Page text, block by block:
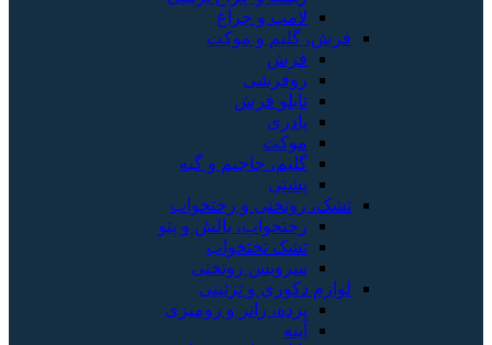
لامپ و چراغ
فرش، گلیم و موکت
فرش
روفرشی
تابلو فرش
پادری
موکت
گلیم، جاجیم و گبه
پشتی
تشک، روتختی و رختخواب
رختخواب، بالش و پتو
تشک تختخواب
سرویس روتختی
لوازم دکوری و تزئینی
پرده، رانر و رومیزی
آینه